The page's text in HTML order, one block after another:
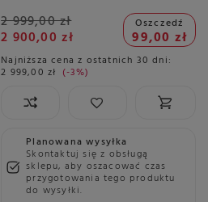
2 999,00 zł
2 900,00 zł
Oszczedź
99,00 zł
Najniższa cena z ostatnich 30 dni:
2 999,00 zł -3%
Planowana wysyłka
Skontaktuj się z obsługą
sklepu, aby oszacować czas
przygotowania tego produktu
do wysyłki.